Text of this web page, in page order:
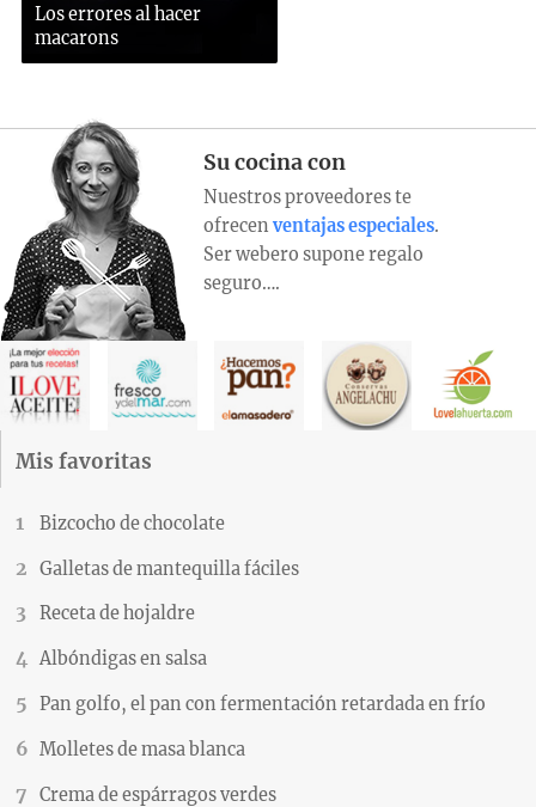
Los errores al hacer
macarons
Su cocina con
Nuestros proveedores te
ofrecen ventajas especiales.
Ser webero supone regalo
seguro….
Mis favoritas
Bizcocho de chocolate
Galletas de mantequilla fáciles
Receta de hojaldre
Albóndigas en salsa
Pan golfo, el pan con fermentación retardada en frío
Molletes de masa blanca
Crema de espárragos verdes